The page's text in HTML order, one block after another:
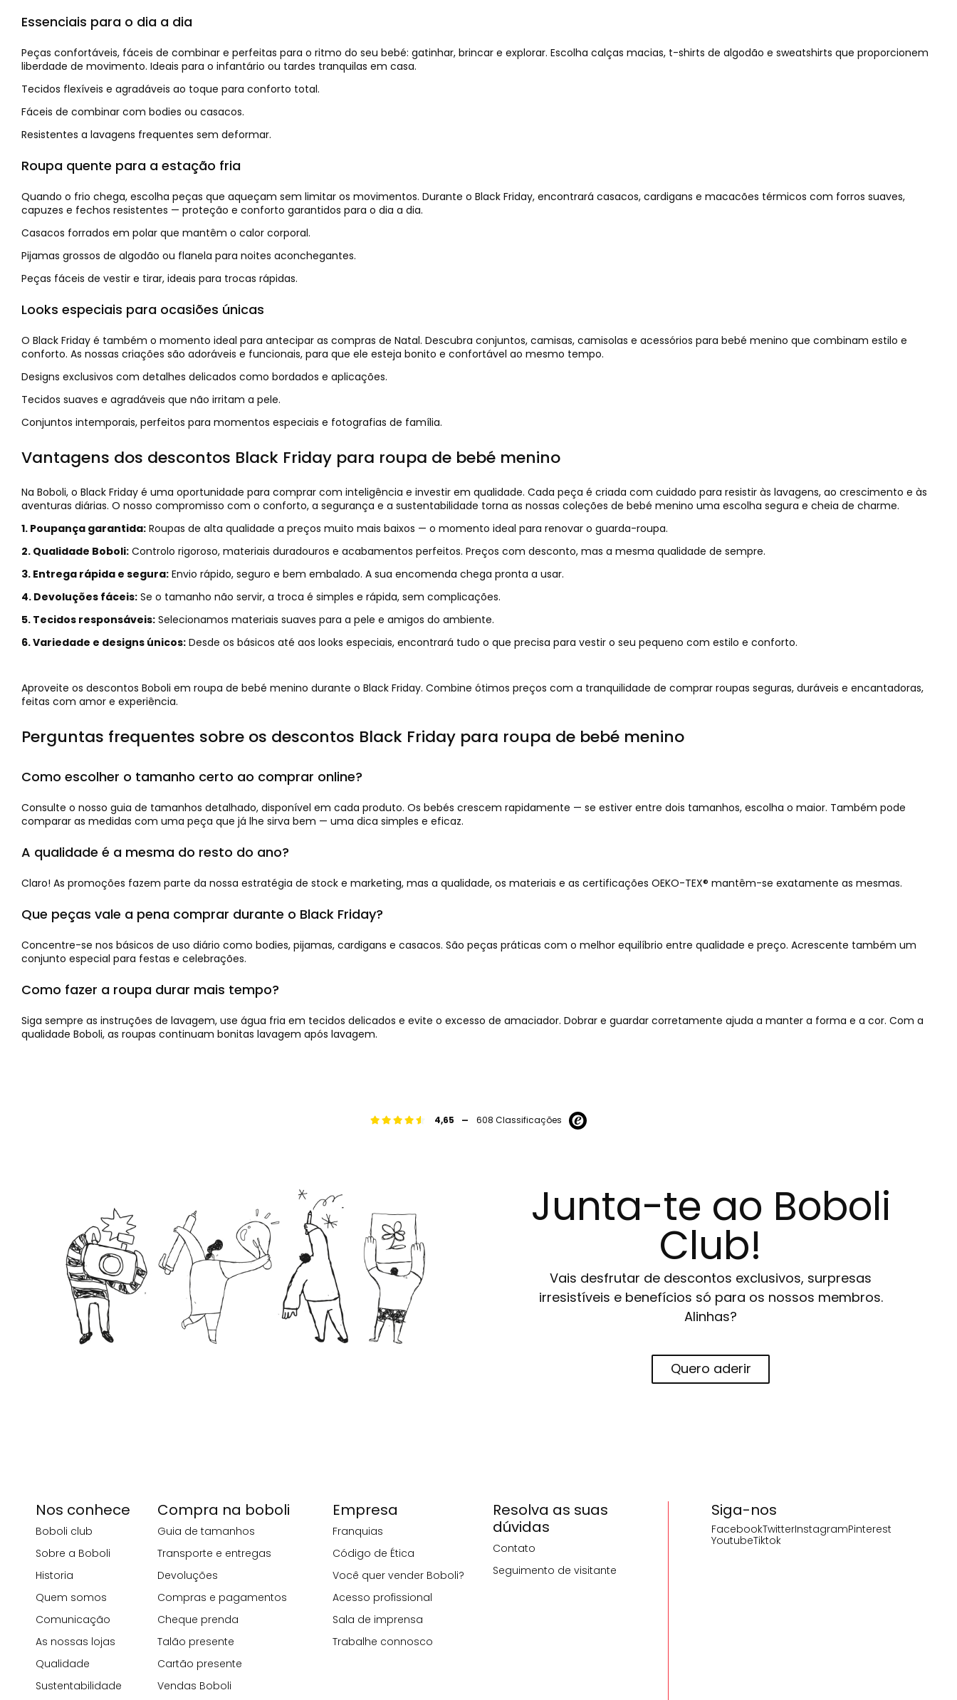
Essenciais para o dia a dia
Peças confortáveis, fáceis de combinar e perfeitas para o ritmo do seu bebé: gatinhar, brincar e explorar. Escolha calças macias, t-shirts de algodão e sweatshirts que proporcionem
liberdade de movimento. Ideais para o infantário ou tardes tranquilas em casa.
Tecidos flexíveis e agradáveis ao toque para conforto total.
Fáceis de combinar com bodies ou casacos.
Resistentes a lavagens frequentes sem deformar.
Roupa quente para a estação fria
Quando o frio chega, escolha peças que aqueçam sem limitar os movimentos. Durante o Black Friday, encontrará casacos, cardigans e macacões térmicos com forros suaves,
capuzes e fechos resistentes — proteção e conforto garantidos para o dia a dia.
Casacos forrados em polar que mantêm o calor corporal.
Pijamas grossos de algodão ou flanela para noites aconchegantes.
Peças fáceis de vestir e tirar, ideais para trocas rápidas.
Looks especiais para ocasiões únicas
O Black Friday é também o momento ideal para antecipar as compras de Natal. Descubra conjuntos, camisas, camisolas e acessórios para bebé menino que combinam estilo e
conforto. As nossas criações são adoráveis e funcionais, para que ele esteja bonito e confortável ao mesmo tempo.
Designs exclusivos com detalhes delicados como bordados e aplicações.
Tecidos suaves e agradáveis que não irritam a pele.
Conjuntos intemporais, perfeitos para momentos especiais e fotografias de família.
Vantagens dos descontos Black Friday para roupa de bebé menino
Na Boboli, o Black Friday é uma oportunidade para comprar com inteligência e investir em qualidade. Cada peça é criada com cuidado para resistir às lavagens, ao crescimento e às
aventuras diárias. O nosso compromisso com o conforto, a segurança e a sustentabilidade torna as nossas coleções de bebé menino uma escolha segura e cheia de charme.
1. Poupança garantida: Roupas de alta qualidade a preços muito mais baixos — o momento ideal para renovar o guarda-roupa.
2. Qualidade Boboli: Controlo rigoroso, materiais duradouros e acabamentos perfeitos. Preços com desconto, mas a mesma qualidade de sempre.
3. Entrega rápida e segura: Envio rápido, seguro e bem embalado. A sua encomenda chega pronta a usar.
4. Devoluções fáceis: Se o tamanho não servir, a troca é simples e rápida, sem complicações.
5. Tecidos responsáveis: Selecionamos materiais suaves para a pele e amigos do ambiente.
6. Variedade e designs únicos: Desde os básicos até aos looks especiais, encontrará tudo o que precisa para vestir o seu pequeno com estilo e conforto.
Aproveite os descontos Boboli em roupa de bebé menino durante o Black Friday. Combine ótimos preços com a tranquilidade de comprar roupas seguras, duráveis e encantadoras,
feitas com amor e experiência.
Perguntas frequentes sobre os descontos Black Friday para roupa de bebé menino
Como escolher o tamanho certo ao comprar online?
Consulte o nosso guia de tamanhos detalhado, disponível em cada produto. Os bebés crescem rapidamente — se estiver entre dois tamanhos, escolha o maior. Também pode
comparar as medidas com uma peça que já lhe sirva bem — uma dica simples e eficaz.
A qualidade é a mesma do resto do ano?
Claro! As promoções fazem parte da nossa estratégia de stock e marketing, mas a qualidade, os materiais e as certificações OEKO-TEX® mantêm-se exatamente as mesmas.
Que peças vale a pena comprar durante o Black Friday?
Concentre-se nos básicos de uso diário como bodies, pijamas, cardigans e casacos. São peças práticas com o melhor equilíbrio entre qualidade e preço. Acrescente também um
conjunto especial para festas e celebrações.
Como fazer a roupa durar mais tempo?
Siga sempre as instruções de lavagem, use água fria em tecidos delicados e evite o excesso de amaciador. Dobrar e guardar corretamente ajuda a manter a forma e a cor. Com a
qualidade Boboli, as roupas continuam bonitas lavagem após lavagem.
4,65 - 608 Classificações
Junta-te ao Boboli
Club!
Vais desfrutar de descontos exclusivos, surpresas
irresistíveis e benefícios só para os nossos membros.
Alinhas?
Quero aderir
Siga-nos
FacebookTwitterInstagramPinterest
YoutubeTiktok
Nos conhece
Boboli club
Sobre a Boboli
Historia
Quem somos
Comunicação
As nossas lojas
Qualidade
Sustentabilidade
Compra na boboli
Guia de tamanhos
Transporte e entregas
Devoluções
Compras e pagamentos
Cheque prenda
Talão presente
Cartão presente
Vendas Boboli
Empresa
Franquias
Código de Ética
Você quer vender Boboli?
Acesso profissional
Sala de imprensa
Trabalhe connosco
Resolva as suas
dúvidas
Contato
Seguimento de visitante